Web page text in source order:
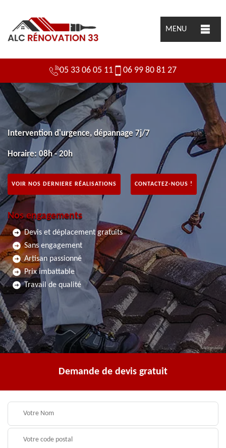
MENU
05 33 06 05 11 06 99 80 81 27
Intervention d'urgence, dépannage 7j/7
Horaire: 08h - 20h
VOIR NOS DERNIERE RÉALISATIONS CONTACTEZ-NOUS !
Nos engagements
Devis et déplacement gratuits
Sans engagement
Artisan passionné
Prix imbattable
Travail de qualité
Demande de devis gratuit